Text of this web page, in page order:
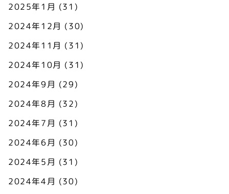
2025年1月 (31)
2024年12月 (30)
2024年11月 (31)
2024年10月 (31)
2024年9月 (29)
2024年8月 (32)
2024年7月 (31)
2024年6月 (30)
2024年5月 (31)
2024年4月 (30)